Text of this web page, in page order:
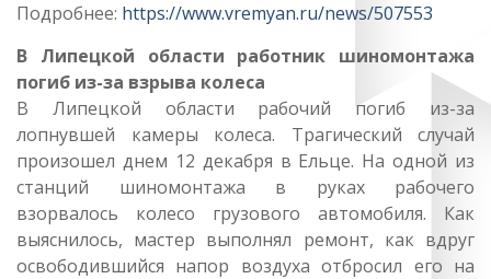
Подробнее: https://www.vremyan.ru/news/507553
В Липецкой области работник шиномонтажа
погиб из-за взрыва колеса
В Липецкой области рабочий погиб из-за
лопнувшей камеры колеса. Трагический случай
произошел днем 12 декабря в Ельце. На одной из
станций шиномонтажа в руках рабочего
взорвалось колесо грузового автомобиля. Как
выяснилось, мастер выполнял ремонт, как вдруг
освободившийся напор воздуха отбросил его на